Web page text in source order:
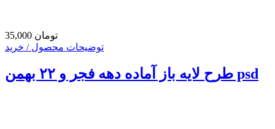
35,000 تومان
توضیحات محصول / خرید
طرح لایه باز آماده دهه فجر و ۲۲ بهمن psd